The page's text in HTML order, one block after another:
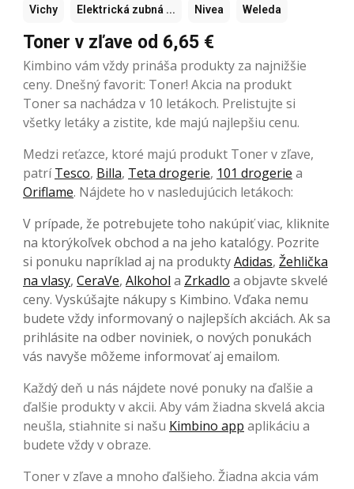
Vichy Elektrická zubná ... Nivea Weleda
Toner v zľave od 6,65 €
Kimbino vám vždy prináša produkty za najnižšie
ceny. Dnešný favorit: Toner! Akcia na produkt
Toner sa nachádza v 10 letákoch. Prelistujte si
všetky letáky a zistite, kde majú najlepšiu cenu.
Medzi reťazce, ktoré majú produkt Toner v zľave,
patríTesco, Billa, Teta drogerie, 101 drogerie a
Oriflame. Nájdete ho v nasledujúcich letákoch:
V prípade, že potrebujete toho nakúpiť viac, kliknite
na ktorýkoľvek obchod a na jeho katalógy. Pozrite
si ponuku napríklad aj na produktyAdidas, Žehlička
na vlasy, CeraVe, Alkohol a Zrkadlo a objavte skvelé
ceny. Vyskúšajte nákupy s Kimbino. Vďaka nemu
budete vždy informovaný o najlepších akciách. Ak sa
prihlásite na odber noviniek, o nových ponukách
vás navyše môžeme informovať aj emailom.
Každý deň u nás nájdete nové ponuky na ďalšie a
ďalšie produkty v akcii. Aby vám žiadna skvelá akcia
neušla, stiahnite si našu Kimbino app aplikáciu a
budete vždy v obraze.
Toner v zľave a mnoho ďalšieho. Žiadna akcia vám